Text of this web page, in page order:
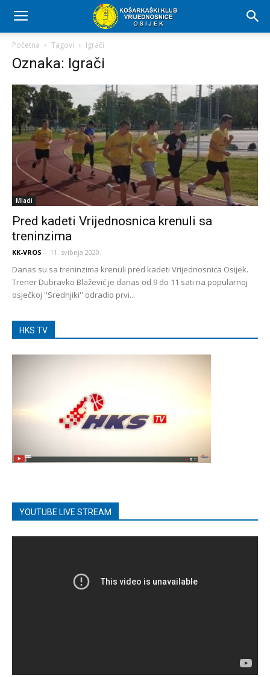
Početna Tagovi Igrači
Oznaka: Igrači
Mladi
Pred kadeti Vrijednosnica krenuli sa
treninzima
KK-VROS - 11. svibnja 2020.
Danas su sa treninzima krenuli pred kadeti Vrijednosnica Osijek.
Trener Dubravko Blažević je danas od 9 do 11 sati na popularnoj
osječkoj ''Srednjiki'' odradio prvi...
HKS TV
YOUTUBE LIVE STREAM